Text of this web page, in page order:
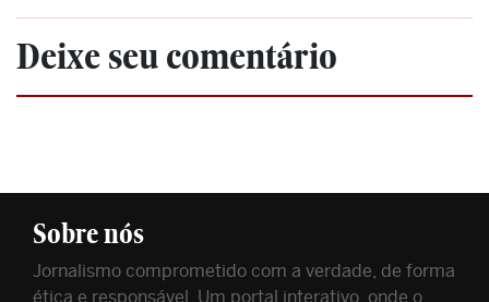
Deixe seu comentário
Sobre nós
Jornalismo comprometido com a verdade, de forma
ética e responsável. Um portal interativo, onde o